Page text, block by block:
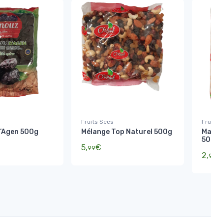
500g
Fruits Secs
Mélange Top Naturel 500g
5,99€
2,